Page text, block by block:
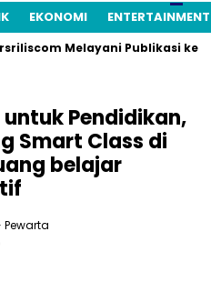
EKONOMI ENTERTAINMENT
Melayani Publikasi ke Lebih
Pendidikan,
Smart Class di
belajar
Pewarta